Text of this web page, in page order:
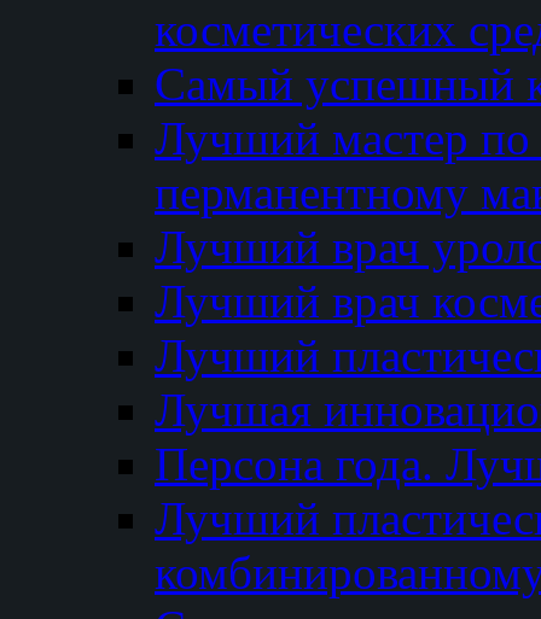
косметических
Самый успешный
Лучший мастер по
перманентному
Лучший врач
Лучший врач
Лучший
Лучшая
Персона года.
Лучший